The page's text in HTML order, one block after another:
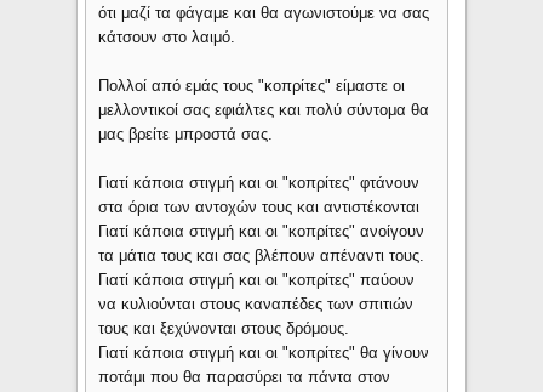
ότι μαζί τα φάγαμε και θα αγωνιστούμε να σας
κάτσουν στο λαιμό.
Πολλοί από εμάς τους "κοπρίτες" είμαστε οι
μελλοντικοί σας εφιάλτες και πολύ σύντομα θα
μας βρείτε μπροστά σας.
Γιατί κάποια στιγμή και οι "κοπρίτες" φτάνουν
στα όρια των αντοχών τους και αντιστέκονται
Γιατί κάποια στιγμή και οι "κοπρίτες" ανοίγουν
τα μάτια τους και σας βλέπουν απέναντι τους.
Γιατί κάποια στιγμή και οι "κοπρίτες" παύουν
να κυλιούνται στους καναπέδες των σπιτιών
τους και ξεχύνονται στους δρόμους.
Γιατί κάποια στιγμή και οι "κοπρίτες" θα γίνουν
ποτάμι που θα παρασύρει τα πάντα στον